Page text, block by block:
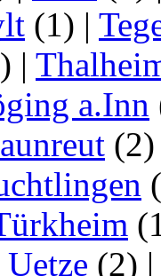
(1) |
|
a.Inn
Uetze (2)